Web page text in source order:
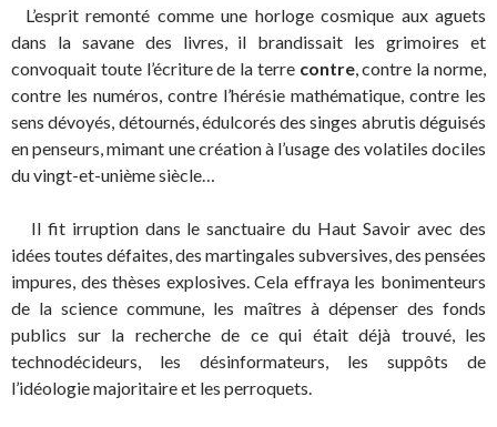
L’esprit remonté comme une horloge cosmique aux aguets
dans la savane des livres, il brandissait les grimoires et
convoquait toute l’écriture de la terre contre, contre la norme,
contre les numéros, contre l’hérésie mathématique, contre les
sens dévoyés, détournés, édulcorés des singes abrutis déguisés
en penseurs, mimant une création à l’usage des volatiles dociles
du vingt-et-unième siècle…
Il fit irruption dans le sanctuaire du Haut Savoir avec des
idées toutes défaites, des martingales subversives, des pensées
impures, des thèses explosives. Cela effraya les bonimenteurs
de la science commune, les maîtres à dépenser des fonds
publics sur la recherche de ce qui était déjà trouvé, les
technodécideurs, les désinformateurs, les suppôts de
l’idéologie majoritaire et les perroquets.